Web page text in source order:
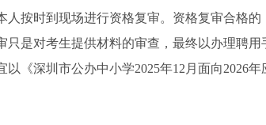
人按时到现场进行资格复审。资格复审合格的
只是对考生提供材料的审查，最终以办理聘
以《深圳市公办中小学2025年12月面向2026